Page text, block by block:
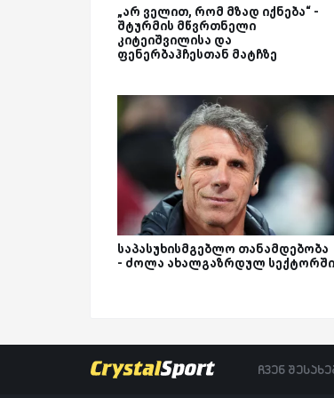
„არ ველით, რომ მზად იქნება“ -
შტურმის მწვრთნელი
კიტეიშვილისა და
ფენერბაჰჩესთან მატჩზე
საპასუხისმგებლო თანამდებობა
- ძოლა ახალგაზრდულ სექტორში
ჩვენ